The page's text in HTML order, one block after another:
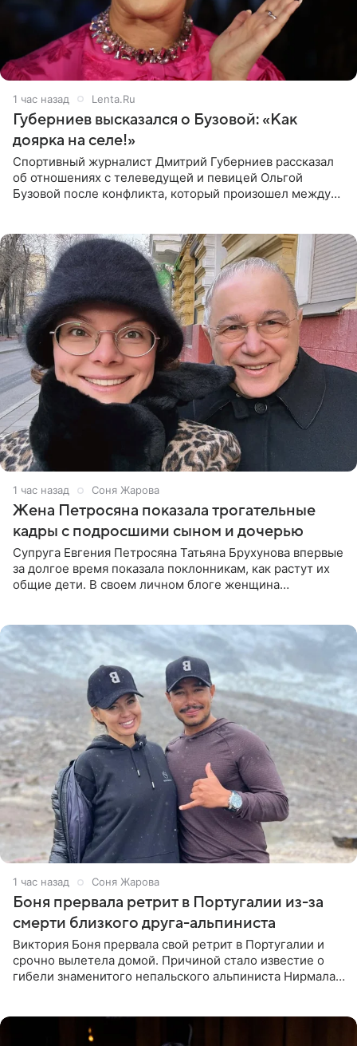
1 час назад Lenta.Ru
Губерниев высказался о Бузовой: «Как
доярка на селе!»
Спортивный журналист Дмитрий Губерниев рассказал
об отношениях с телеведущей и певицей Ольгой
Бузовой после конфликта, который произошел между
1 час назад Соня Жарова
Жена Петросяна показала трогательные
кадры с подросшими сыном и дочерью
Супруга Евгения Петросяна Татьяна Брухунова впервые
за долгое время показала поклонникам, как растут их
общие дети. В своем личном блоге женщина
1 час назад Соня Жарова
Боня прервала ретрит в Португалии из-за
смерти близкого друга-альпиниста
Виктория Боня прервала свой ретрит в Португалии и
срочно вылетела домой. Причиной стало известие о
гибели знаменитого непальского альпиниста Нирмала